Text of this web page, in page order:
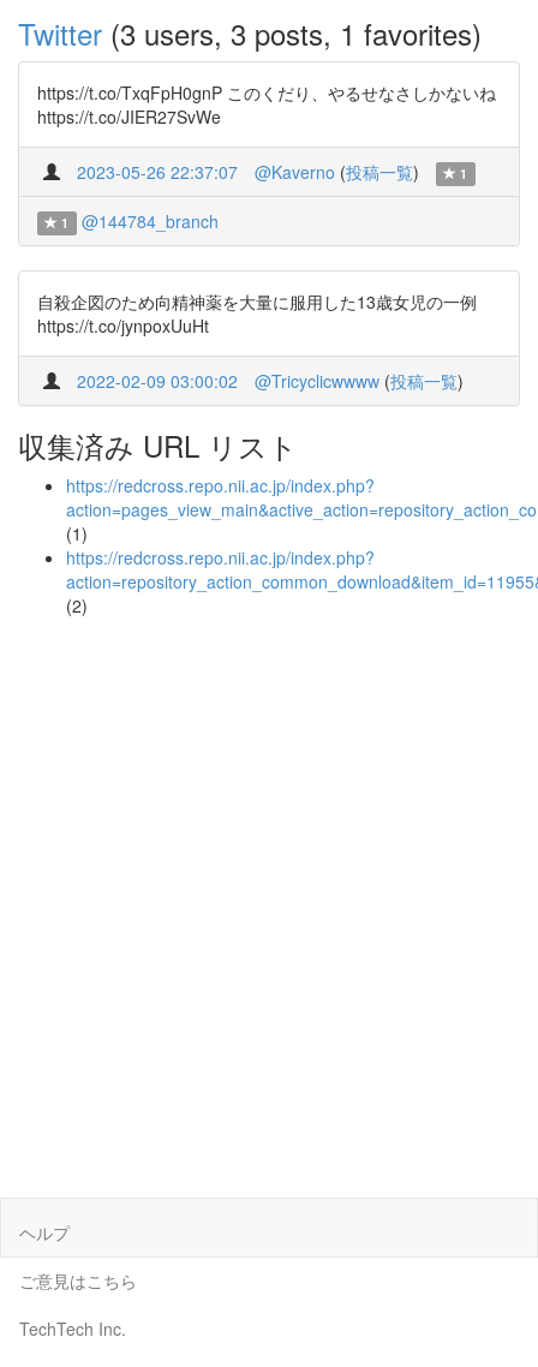
Twitter (3 users, 3 posts, 1 favorites)
https://t.co/TxqFpH0gnP このくだり、やるせなさしかないね
https://t.co/JIER27SvWe
2023-05-26 22:37:07 @Kaverno (投稿一覧) 1
1 @144784_branch
自殺企図のため向精神薬を大量に服用した13歳女児の一例
https://t.co/jynpoxUuHt
2022-02-09 03:00:02 @Tricyclicwwww (投稿一覧)
収集済み URL リスト
https://redcross.repo.nii.ac.jp/index.php?
(1)
https://redcross.repo.nii.ac.jp/index.php?
(2)
ヘルプ
ご意見はこちら
TechTech Inc.